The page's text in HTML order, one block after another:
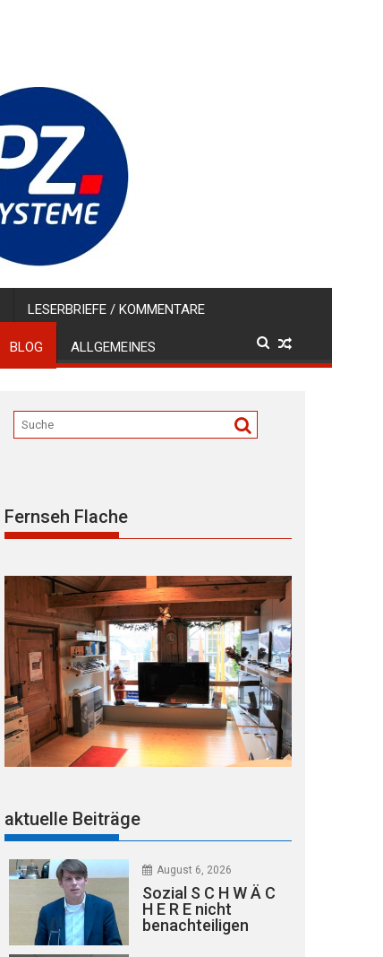
LESERBRIEFE / KOMMENTARE
BLOG ALLGEMEINES
Fernseh Flache
aktuelle Beiträge
August 6, 2026
Sozial S C H W Ä C
H E R E nicht
benachteiligen